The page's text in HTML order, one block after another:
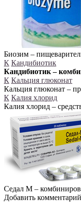
Биозим –
К Кандибиотик
Кандибиотик –
К Кальция глюконат
Кальция глюконат –
К Калия хлорид
Калия хлорид –
Седал М –
Добавить комментарий